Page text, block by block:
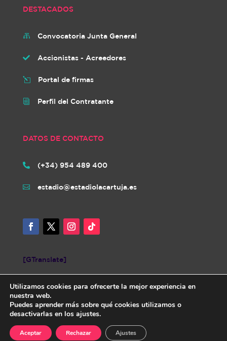
DESTACADOS
 Convocatoria Junta General
 Accionistas - Acreedores
l Portal de firmas
i Perfil del Contratante
DATOS DE CONTACTO
 (+34) 954 489 400
 estadio@estadiolacartuja.es
[GTranslate]
LEGAL| POLÍTICA DE PRIVACIDAD|POLÍTICA DE COOKIES
Utilizamos cookies para ofrecerte la mejor experiencia en
nuestra web.
Puedes aprender más sobre qué cookies utilizamos o
desactivarlas en los ajustes.
Aceptar Rechazar Ajustes